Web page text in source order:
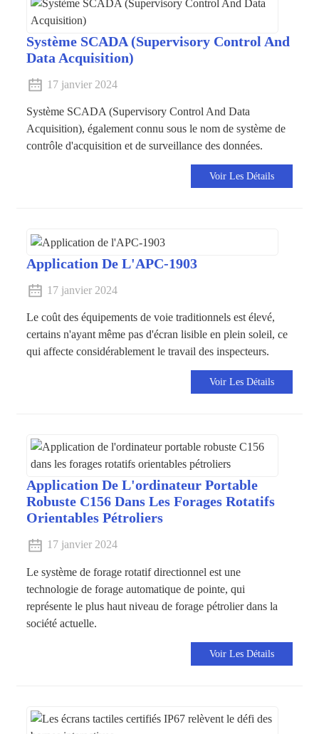
Système SCADA (Supervisory Control And
Data Acquisition)
17 janvier 2024
Système SCADA (Supervisory Control And Data
Acquisition), également connu sous le nom de système de
contrôle d'acquisition et de surveillance des données.
Voir Les Détails
Application De L'APC-1903
17 janvier 2024
Le coût des équipements de voie traditionnels est élevé,
certains n'ayant même pas d'écran lisible en plein soleil, ce
qui affecte considérablement le travail des inspecteurs.
Voir Les Détails
Application De L'ordinateur Portable
Robuste C156 Dans Les Forages Rotatifs
Orientables Pétroliers
17 janvier 2024
Le système de forage rotatif directionnel est une
technologie de forage automatique de pointe, qui
représente le plus haut niveau de forage pétrolier dans la
société actuelle.
Voir Les Détails